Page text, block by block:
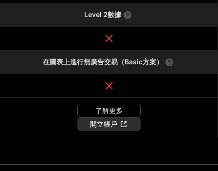
Level 2數據
在圖表上進行無廣告交易（Basic方案）
了解更多
開立帳戶